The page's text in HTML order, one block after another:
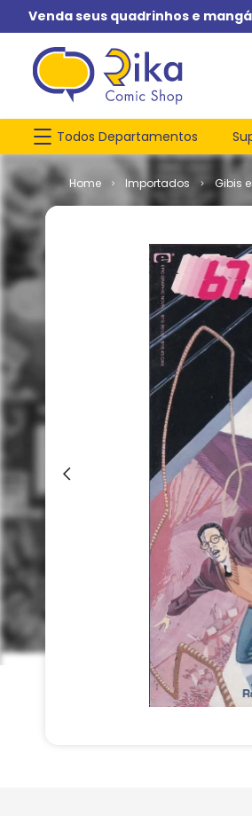
Venda seus quadrinhos e
Todos Departamentos
Importados Gibis